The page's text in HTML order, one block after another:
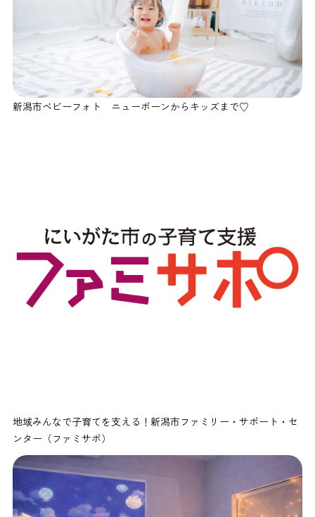
新潟市ベビーフォト ニューボーンからキッズまで♡
地域みんなで子育てを支える！新潟市ファミリー・サポート・セ
ンター（ファミサポ）